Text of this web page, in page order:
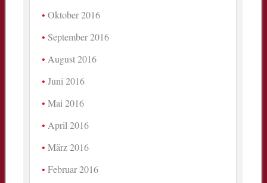
Oktober 2016
September 2016
August 2016
Juni 2016
Mai 2016
April 2016
März 2016
Februar 2016